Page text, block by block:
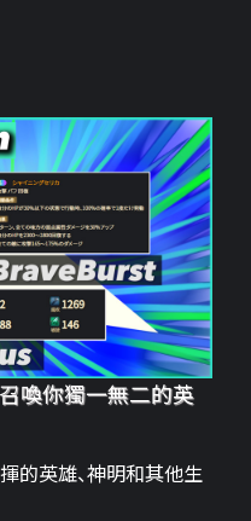
喚你獨一無二的英
的英雄、神明和其他生